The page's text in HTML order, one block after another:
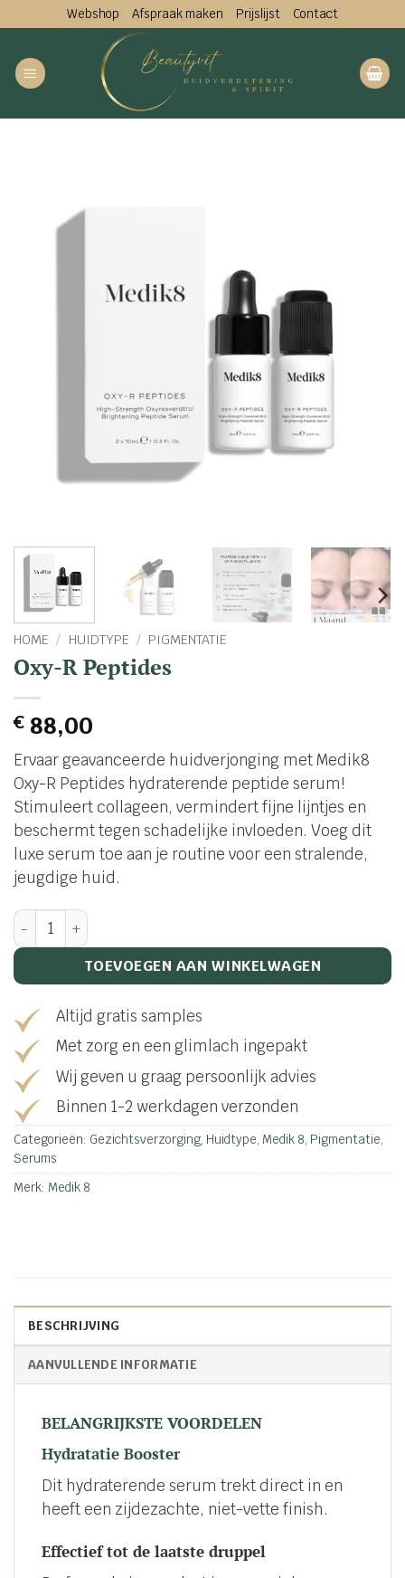
naar
inhoud
Webshop Afspraak maken Prijslijst Contact
HOME / HUIDTYPE / PIGMENTATIE
Oxy-R Peptides
€88,00
Ervaar geavanceerde huidverjonging met Medik8
Oxy-R Peptides hydraterende peptide serum!
Stimuleert collageen, vermindert fijne lijntjes en
beschermt tegen schadelijke invloeden. Voeg dit
luxe serum toe aan je routine voor een stralende,
jeugdige huid.
Oxy-R Peptides aantal
TOEVOEGEN AAN WINKELWAGEN
Altijd gratis samples
Met zorg en een glimlach ingepakt
Wij geven u graag persoonlijk advies
Binnen 1-2 werkdagen verzonden
Categorieën: Gezichtsverzorging, Huidtype, Medik 8, Pigmentatie,
Serums
Merk: Medik 8
BESCHRIJVING
AANVULLENDE INFORMATIE
BELANGRIJKSTE VOORDELEN
Hydratatie Booster
Dit hydraterende serum trekt direct in en
heeft een zijdezachte, niet-vette finish.
Effectief tot de laatste druppel